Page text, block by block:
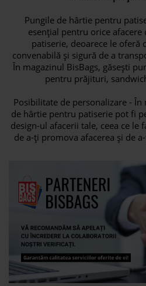
Pungile de hârtie pentru
esențial pentru orice
patiserie, deoarece le
convenabilă și sigură de a
În magazinul BisBags, găsești
pentru prăjituri,
Posibilitate de personalizare -
de hârtie pentru patiserie pot fi
design-ul afacerii tale, ceea ce le
de a-ți promova afacerea și de